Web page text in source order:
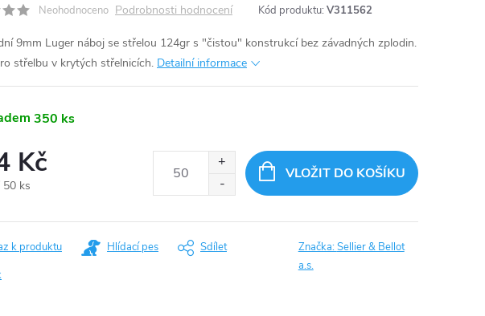
Neohodnoceno Podrobnosti hodnocení Kód produktu: V311562
9mm Luger náboj se střelou 124gr s "čistou" konstrukcí bez závadných zplodin.
střelbu v krytých střelnicích. Detailní informace
350 ks
Kč
50 ks
VLOŽIT DO KOŠÍKU
k produktu Hlídací pes Sdílet Značka:Sellier & Bellot
a.s.